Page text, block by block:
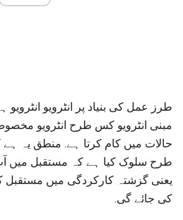
طرز عمل کی بنیاد پر انٹرویو
مبنی انٹرویو کس طرح انٹرویو
حالات میں کام کرتا ہے. منطق یہ
طرح سلوک کیا ہے کہ مستقبل میں
یعنی گزشتہ کارکردگی میں
کی جائے گی.